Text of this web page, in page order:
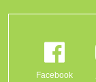
Facebook